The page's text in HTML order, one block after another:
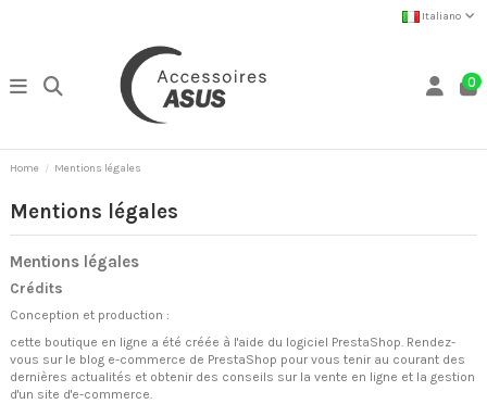
Italiano
0
Home Mentions légales
Mentions légales
Mentions légales
Crédits
Conception et production :
cette boutique en ligne a été créée à l'aide du logiciel PrestaShop. Rendez-
vous sur le blog e-commerce de PrestaShop pour vous tenir au courant des
dernières actualités et obtenir des conseils sur la vente en ligne et la gestion
d'un site d'e-commerce.